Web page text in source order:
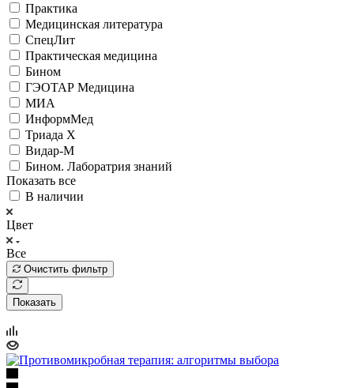
Практика
Медицинская литература
СпецЛит
Практическая медицина
Бином
ГЭОТАР Медицина
МИА
ИнформМед
Триада Х
Видар-М
Бином. Лаборатрия знаний
Показать все
В наличии
Цвет
Все
Очистить фильтр
Показать